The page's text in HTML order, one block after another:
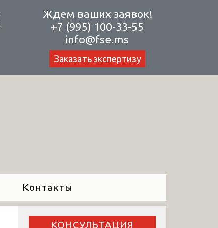
Ждем ваших заявок!
+7 (995) 100-33-55
info@fse.ms
Заказать экспертизу
Контакты
КОНСУЛЬТАЦИЯ